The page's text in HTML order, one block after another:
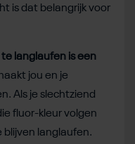
is dat belangrijk voor
langlaufen is een
jou en je
Als je slechtziend
fluor-kleur volgen
langlaufen.